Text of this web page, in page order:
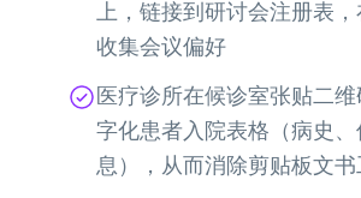
上，链接到研讨会注册表
收集会议偏好
医疗诊所在候诊室张贴二
字化患者入院表格（病史
息），从而消除剪贴板文